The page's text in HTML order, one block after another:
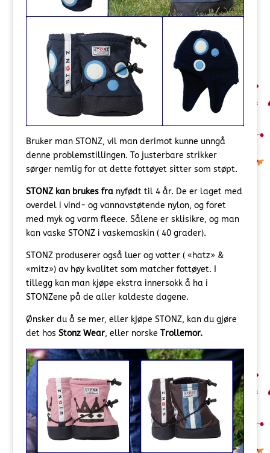
Bruker man STONZ, vil man derimot kunne unngå
denne problemstillingen. To justerbare strikker
sørger nemlig for at dette fottøyet sitter som støpt.
STONZ kan brukes franyfødt til 4 år. De er laget med
overdel i vind- og vannavstøtende nylon, og foret
med myk og varm fleece. Sålene er sklisikre, og man
kan vaske STONZ i vaskemaskin ( 40 grader).
STONZ produserer også luer og votter ( «hatz» &
«mitz») av høy kvalitet som matcher fottøyet. I
tillegg kan man kjøpe ekstra innersokk å ha i
STONZene på de aller kaldeste dagene.
Ønsker du å se mer, eller kjøpe STONZ, kan du gjøre
det hos Stonz Wear, eller norske Trollemor.